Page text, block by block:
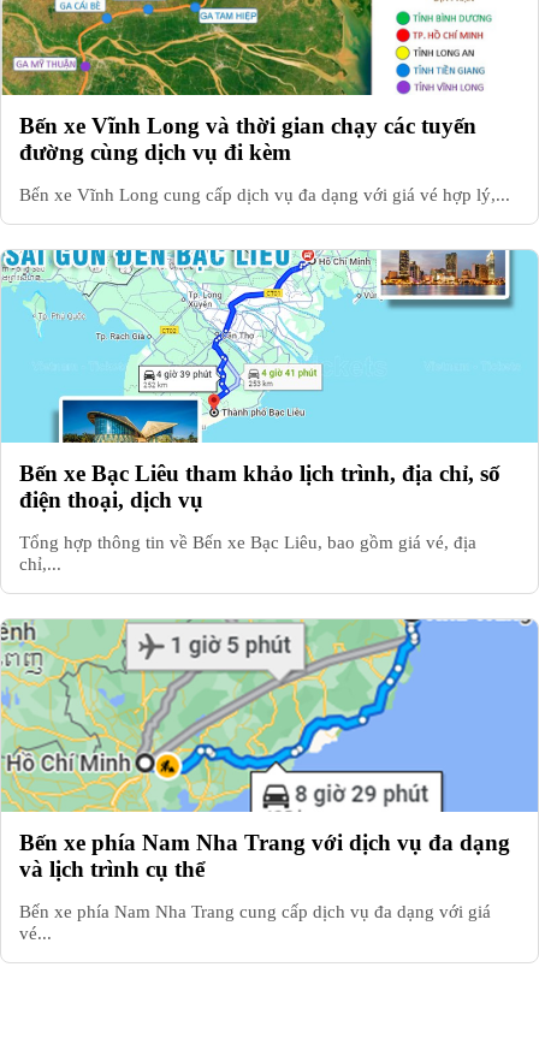
Bến xe Vĩnh Long và thời gian chạy các tuyến
đường cùng dịch vụ đi kèm
Bến xe Vĩnh Long cung cấp dịch vụ đa dạng với giá vé hợp lý,...
Bến xe Bạc Liêu tham khảo lịch trình, địa chỉ, số
điện thoại, dịch vụ
Tổng hợp thông tin về Bến xe Bạc Liêu, bao gồm giá vé, địa
chỉ,...
Bến xe phía Nam Nha Trang với dịch vụ đa dạng
và lịch trình cụ thể
Bến xe phía Nam Nha Trang cung cấp dịch vụ đa dạng với giá
vé...